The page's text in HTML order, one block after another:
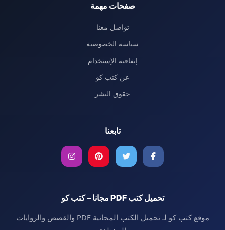
صفحات مهمة
تواصل معنا
سياسة الخصوصية
إتفاقية الإستخدام
عن كتب كو
حقوق النشر
تابعنا
تحميل كتب PDF مجانا – كتب كو
موقع كتب كو لـ تحميل الكتب المجانية PDF والقصص والروايات